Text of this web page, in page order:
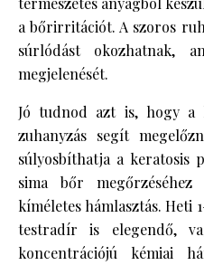
a bőrirritációt. A szoros
súrlódást okozhatnak,
megjelenését.
Jó tudnod azt is, hogy a
zuhanyzás segít
súlyosbíthatja a keratosis
sima bőr
kíméletes hámlasztás. Heti
testradír is elegendő,
koncentrációjú kémiai